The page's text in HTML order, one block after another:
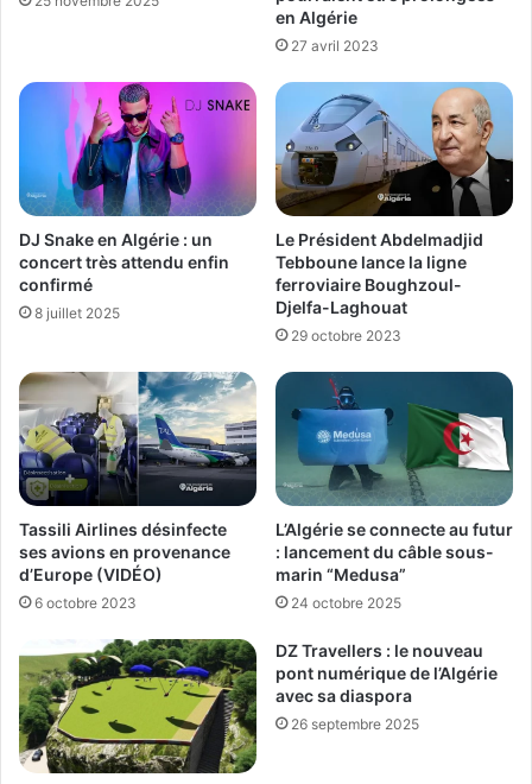
en Algérie
27 avril 2023
DJ Snake en Algérie : un
concert très attendu enfin
confirmé
8 juillet 2025
Le Président Abdelmadjid
Tebboune lance la ligne
ferroviaire Boughzoul-
Djelfa-Laghouat
29 octobre 2023
Tassili Airlines désinfecte
ses avions en provenance
d’Europe (VIDÉO)
6 octobre 2023
L’Algérie se connecte au futur
: lancement du câble sous-
marin “Medusa”
24 octobre 2025
DZ Travellers : le nouveau
pont numérique de l’Algérie
avec sa diaspora
26 septembre 2025